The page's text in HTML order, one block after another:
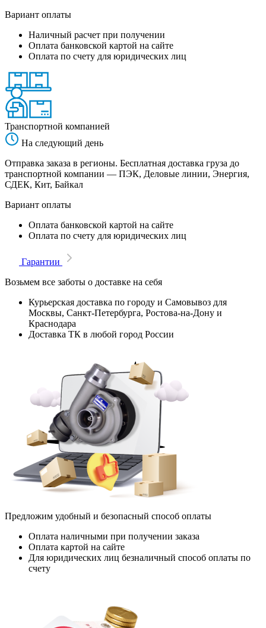
Вариант оплаты
Наличный расчет при получении
Оплата банковской картой на сайте
Оплата по счету для юридических лиц
Транспортной компанией
На следующий день
Отправка заказа в регионы. Бесплатная доставка груза до
транспортной компании — ПЭК, Деловые линии, Энергия,
СДЕК, Кит, Байкал
Вариант оплаты
Оплата банковской картой на сайте
Оплата по счету для юридических лиц
Гарантии
Возьмем все заботы о доставке на себя
Курьерская доставка по городу и Самовывоз для
Москвы, Санкт-Петербурга, Ростова-на-Дону и
Краснодара
Доставка ТК в любой город России
Предложим удобный и безопасный способ оплаты
Оплата наличными при получении заказа
Оплата картой на сайте
Для юридических лиц безналичный способ оплаты по
счету